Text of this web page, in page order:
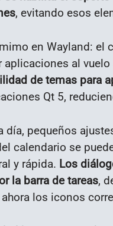
, evitando esos
en Wayland: el
aplicaciones al
de temas para
Qt 5,
día, pequeños
calendario se
y rápida. Los
la barra de tareas,
los iconos